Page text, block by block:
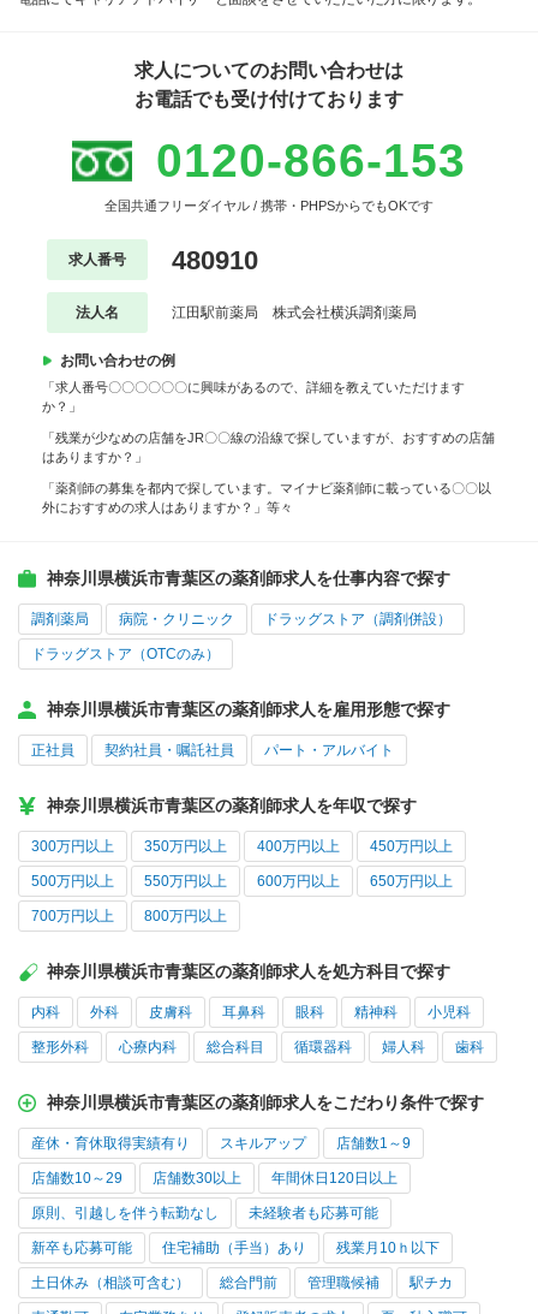
求人についてのお問い合わせは
お電話でも受け付けております
0120-866-153
全国共通フリーダイヤル / 携帯・PHPSからでもOKです
求人番号 480910
法人名 江田駅前薬局 株式会社横浜調剤薬局
お問い合わせの例
「求人番号〇〇〇〇〇〇に興味があるので、詳細を教えていただけます
か？」
「残業が少なめの店舗をJR〇〇線の沿線で探していますが、おすすめの店舗
はありますか？」
「薬剤師の募集を都内で探しています。マイナビ薬剤師に載っている〇〇以
外におすすめの求人はありますか？」等々
神奈川県横浜市青葉区の薬剤師求人を仕事内容で探す
調剤薬局 病院・クリニック ドラッグストア（調剤併設）
ドラッグストア（OTCのみ）
神奈川県横浜市青葉区の薬剤師求人を雇用形態で探す
正社員 契約社員・嘱託社員 パート・アルバイト
神奈川県横浜市青葉区の薬剤師求人を年収で探す
300万円以上 350万円以上 400万円以上 450万円以上
500万円以上 550万円以上 600万円以上 650万円以上
700万円以上 800万円以上
神奈川県横浜市青葉区の薬剤師求人を処方科目で探す
内科 外科 皮膚科 耳鼻科 眼科 精神科 小児科
整形外科 心療内科 総合科目 循環器科 婦人科 歯科
神奈川県横浜市青葉区の薬剤師求人をこだわり条件で探す
産休・育休取得実績有り スキルアップ 店舗数1～9
店舗数10～29 店舗数30以上 年間休日120日以上
原則、引越しを伴う転勤なし 未経験者も応募可能
新卒も応募可能 住宅補助（手当）あり 残業月10ｈ以下
土日休み（相談可含む） 総合門前 管理職候補 駅チカ